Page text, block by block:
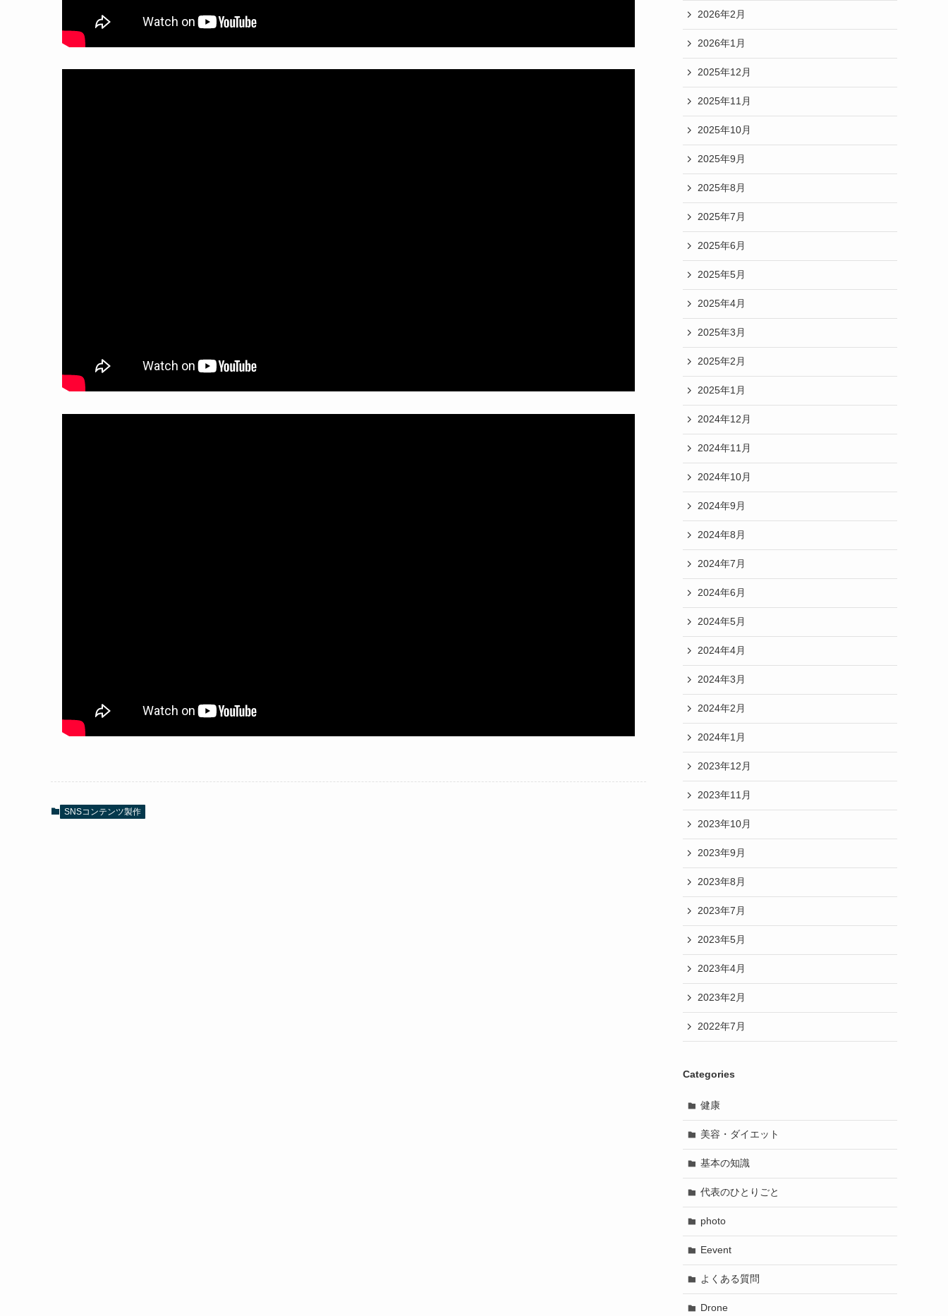
SNSコンテンツ製作
2026年2月
2026年1月
2025年12月
2025年11月
2025年10月
2025年9月
2025年8月
2025年7月
2025年6月
2025年5月
2025年4月
2025年3月
2025年2月
2025年1月
2024年12月
2024年11月
2024年10月
2024年9月
2024年8月
2024年7月
2024年6月
2024年5月
2024年4月
2024年3月
2024年2月
2024年1月
2023年12月
2023年11月
2023年10月
2023年9月
2023年8月
2023年7月
2023年5月
2023年4月
2023年2月
2022年7月
Categories
健康
美容・ダイエット
基本の知識
代表のひとりごと
photo
Eevent
よくある質問
Drone